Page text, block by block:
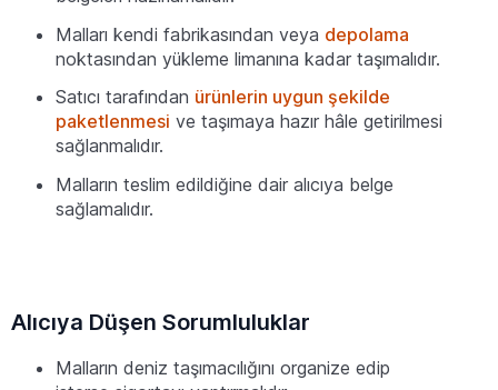
Malları kendi fabrikasından veya depolama
noktasından yükleme limanına kadar taşımalıdır.
Satıcı tarafından ürünlerin uygun şekilde
paketlenmesi ve taşımaya hazır hâle getirilmesi
sağlanmalıdır.
Malların teslim edildiğine dair alıcıya belge
sağlamalıdır.
Alıcıya Düşen Sorumluluklar
Malların deniz taşımacılığını organize edip